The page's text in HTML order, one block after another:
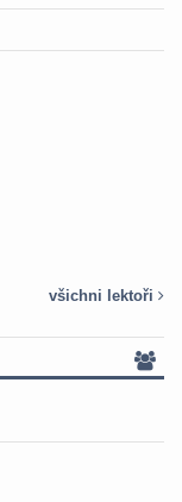
všichni lektoři